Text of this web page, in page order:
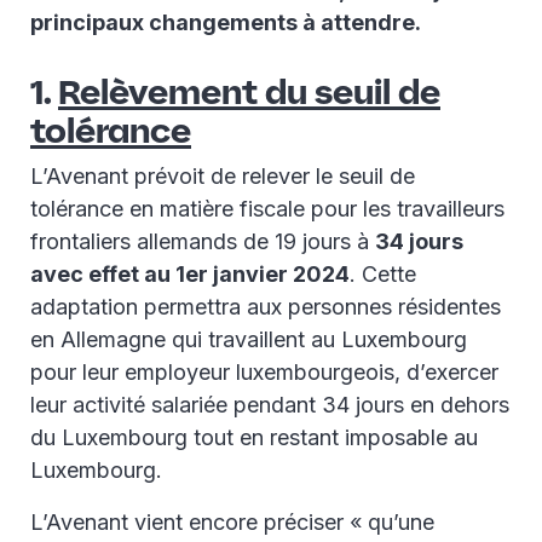
principaux changements à attendre.
1.Relèvement du seuil de
tolérance
L’Avenant prévoit de relever le seuil de
tolérance en matière fiscale pour les travailleurs
frontaliers allemands de 19 jours à 34 jours
avec effet au 1er janvier 2024. Cette
adaptation permettra aux personnes résidentes
en Allemagne qui travaillent au Luxembourg
pour leur employeur luxembourgeois, d’exercer
leur activité salariée pendant 34 jours en dehors
du Luxembourg tout en restant imposable au
Luxembourg.
L’Avenant vient encore préciser « qu’une